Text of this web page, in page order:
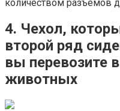
количеством разъемов
4. Чехол,
второй ряд
вы перевозите
животных